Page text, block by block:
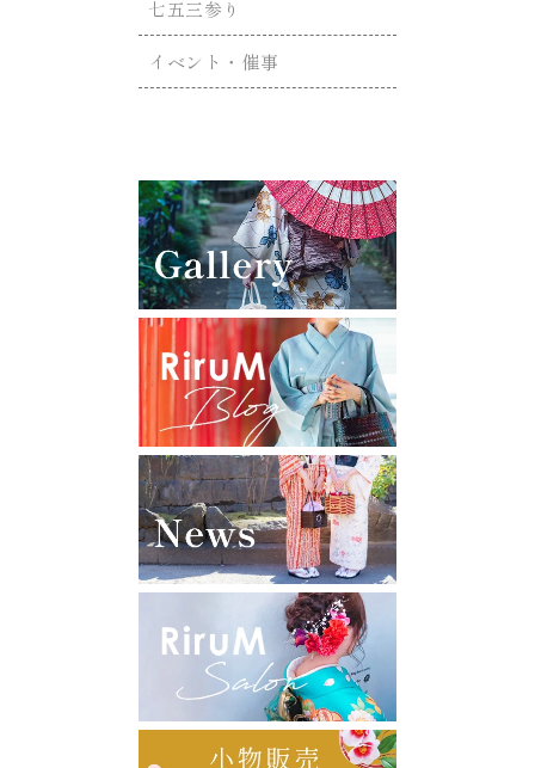
七五三参り
イベント・催事